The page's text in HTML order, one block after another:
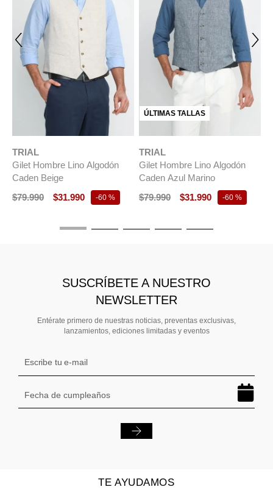
TRIAL
Gilet Hombre Lino Algodón
Caden Beige
$79.990 $31.990 -60 %
ÚLTIMAS TALLAS
TRIAL
Gilet Hombre Lino Algodón
Caden Azul Marino
$79.990 $31.990 -60 %
SUSCRÍBETE A NUESTRO
NEWSLETTER
Entérate primero de nuestras noticias, preventas exclusivas,
lanzamientos, ediciones limitadas y eventos
TE AYUDAMOS